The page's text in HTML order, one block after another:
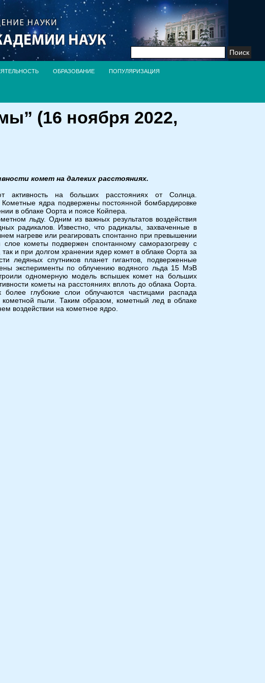
Найти:
ОБРАЗОВАНИЕ ПОПУЛЯРИЗАЦИЯ
(16 ноября 2022,
комет на далеких расстояниях.
на больших расстояниях от Солнца.
ядра подвержены постоянной бомбардировке
в облаке Оорта и поясе Койпера.
льду. Одним из важных результатов воздействия
радикалов. Известно, что радикалы, захваченные в
нагреве или реагировать спонтанно при превышении
слое кометы подвержен спонтанному саморазогреву с
и при долгом хранении ядер комет в облаке Оорта за
ледяных спутников планет гигантов, подверженные
эксперименты по облучению водяного льда 15 MэВ
одномерную модель вспышек комет на больших
кометы на расстояниях вплоть до облака Оорта.
глубокие слои облучаются частицами распада
пыли. Таким образом, кометный лед в облаке
воздействии на кометное ядро.